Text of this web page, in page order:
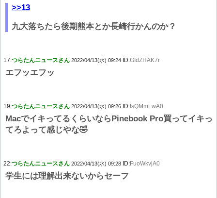
>>13
九大落ちたら後期熊本とか長崎行かんのか？
17:つらたんニュースさん 2022/04/13(水) 09:24 ID:GIdZHAK7r
エフッエフッ
19:つらたんニュースさん 2022/04/13(水) 09:26 ID: lsQMmLwA0
MacでイキってるくらいならPinebook Pro買ってイキっ
てろよって感じやな🤣
22:つらたんニュースさん 2022/04/13(水) 09:28 ID:FuoWkvjA0
学生には理解出来ないからセーフ